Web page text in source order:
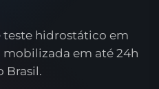
teste hidrostático em
em até 24h
Brasil.